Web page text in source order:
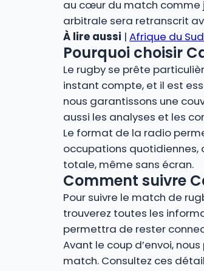
au cœur du match comme
arbitrale sera retranscrit
À lire aussi | Afrique du
Pourquoi choisir
Le rugby se prête
instant compte, et il est
nous garantissons une
aussi les analyses et les
Le format de la radio
occupations quotidiennes,
totale, même sans écran.
Comment suivre
Pour suivre le match de
trouverez toutes les
permettra de rester
Avant le coup d’envoi,
match. Consultez ces